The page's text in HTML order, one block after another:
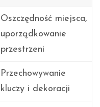
Oszczędność miejsca,
uporządkowanie
przestrzeni
Przechowywanie
kluczy i dekoracji